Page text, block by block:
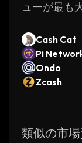
ューが最も
Cash Cat
Pi
Ondo
Zcash
類似の市